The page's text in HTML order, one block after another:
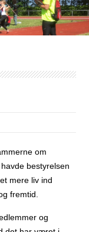
om
bestyrelsen
mere liv ind
fremtid.
og